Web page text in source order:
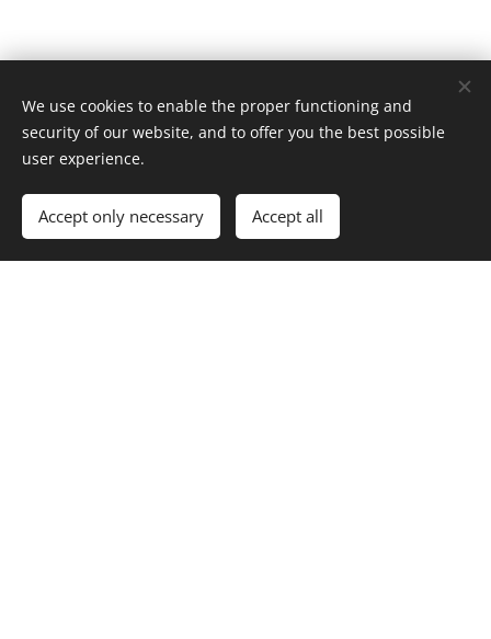
We use cookies to enable the proper functioning and
security of our website, and to offer you the best possible
user experience.
Accept only necessary Accept all